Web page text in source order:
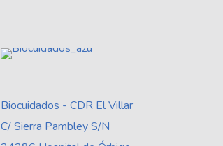
Biocuidados - CDR El Villar
C/ Sierra Pambley S/N